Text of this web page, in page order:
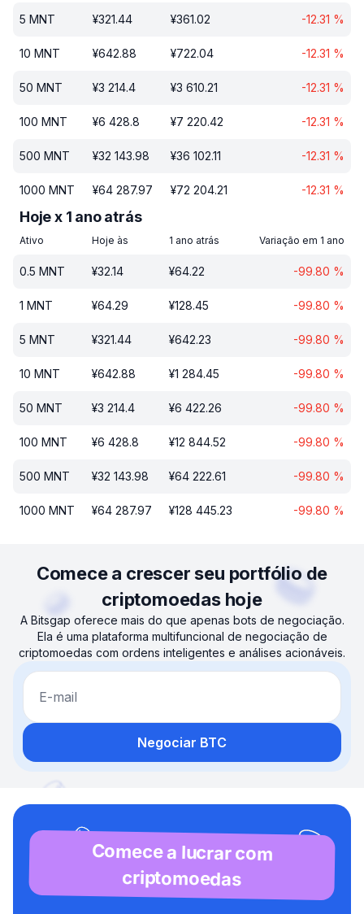
5 MNT ¥321.44 ¥361.02 -12.31 %
10 MNT ¥642.88 ¥722.04 -12.31 %
50 MNT ¥3 214.4 ¥3 610.21 -12.31 %
100 MNT ¥6 428.8 ¥7 220.42 -12.31 %
500 MNT ¥32 143.98 ¥36 102.11 -12.31 %
1000 MNT ¥64 287.97 ¥72 204.21 -12.31 %
Hoje x 1 ano atrás
Ativo Hoje às 1 ano atrás Variação em 1 ano
0.5 MNT ¥32.14 ¥64.22 -99.80 %
1 MNT ¥64.29 ¥128.45 -99.80 %
5 MNT ¥321.44 ¥642.23 -99.80 %
10 MNT ¥642.88 ¥1 284.45 -99.80 %
50 MNT ¥3 214.4 ¥6 422.26 -99.80 %
100 MNT ¥6 428.8 ¥12 844.52 -99.80 %
500 MNT ¥32 143.98 ¥64 222.61 -99.80 %
1000 MNT ¥64 287.97 ¥128 445.23 -99.80 %
Comece a crescer seu portfólio de
criptomoedas hoje
A Bitsgap oferece mais do que apenas bots de negociação.
Ela é uma plataforma multifuncional de negociação de
criptomoedas com ordens inteligentes e análises acionáveis.
E-mail
Negociar BTC
Comece a lucrar com
criptomoedas